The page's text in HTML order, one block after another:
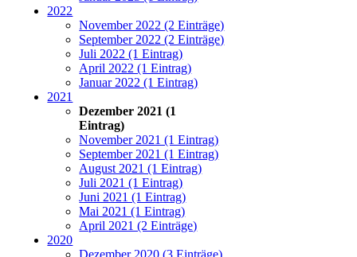
2022
November 2022 (2 Einträge)
September 2022 (2 Einträge)
Juli 2022 (1 Eintrag)
April 2022 (1 Eintrag)
Januar 2022 (1 Eintrag)
2021
Dezember 2021 (1
Eintrag)
November 2021 (1 Eintrag)
September 2021 (1 Eintrag)
August 2021 (1 Eintrag)
Juli 2021 (1 Eintrag)
Juni 2021 (1 Eintrag)
Mai 2021 (1 Eintrag)
April 2021 (2 Einträge)
2020
Dezember 2020 (3 Einträge)